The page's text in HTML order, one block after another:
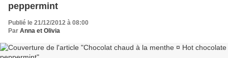
peppermint
Publié le 21/12/2012 à 08:00
Par Anna et Olivia